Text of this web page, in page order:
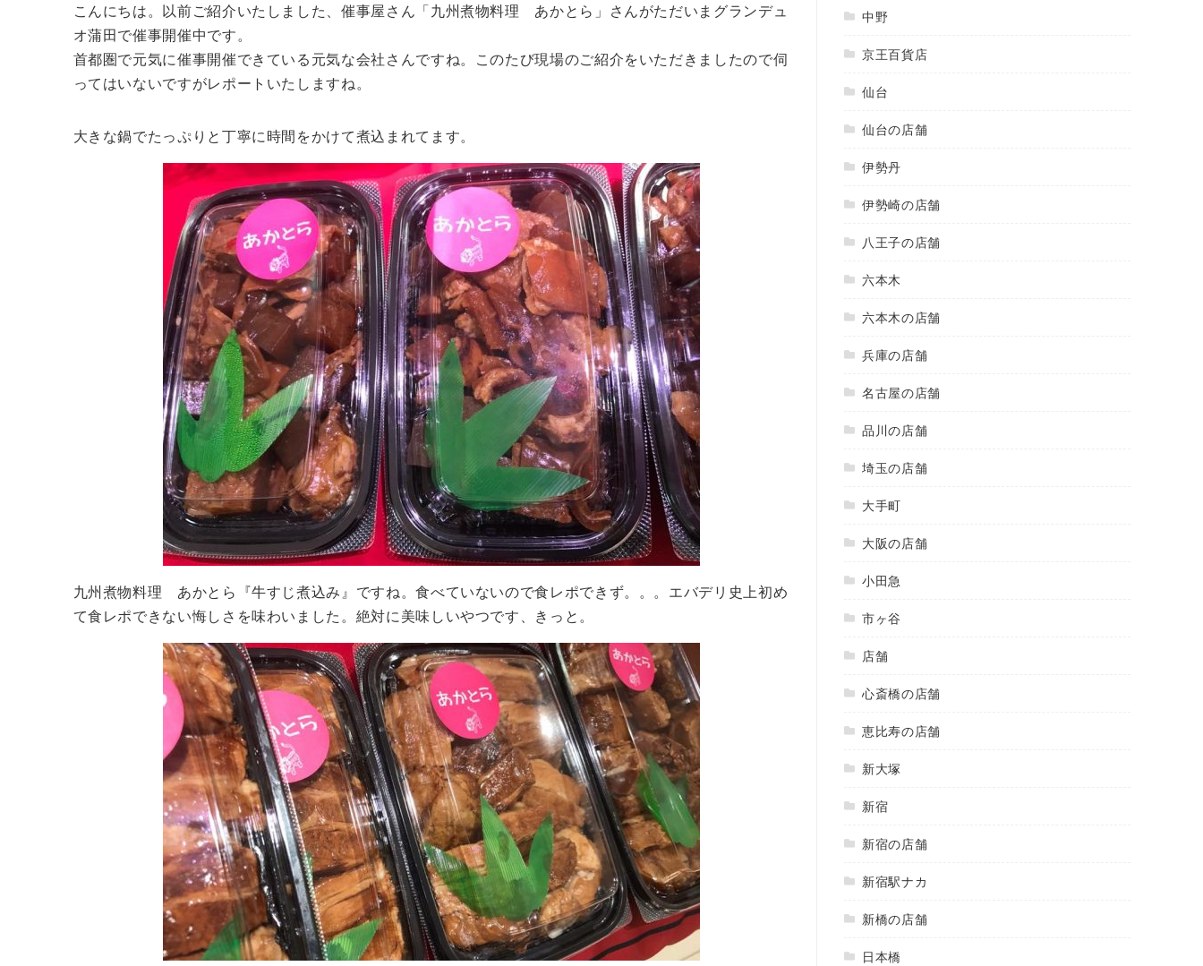
こんにちは。以前ご紹介いたしました、催事屋さん「九州煮物料理 あかとら」さんがただいまグランデュ
オ蒲田で催事開催中です。
首都圏で元気に催事開催できている元気な会社さんですね。このたび現場のご紹介をいただきましたので伺
ってはいないですがレポートいたしますね。
大きな鍋でたっぷりと丁寧に時間をかけて煮込まれてます。
九州煮物料理 あかとら『牛すじ煮込み』ですね。食べていないので食レポできず。。。エバデリ史上初め
て食レポできない悔しさを味わいました。絶対に美味しいやつです、きっと。
中野
京王百貨店
仙台
仙台の店舗
伊勢丹
伊勢崎の店舗
八王子の店舗
六本木
六本木の店舗
兵庫の店舗
名古屋の店舗
品川の店舗
埼玉の店舗
大手町
大阪の店舗
小田急
市ヶ谷
店舗
心斎橋の店舗
恵比寿の店舗
新大塚
新宿
新宿の店舗
新宿駅ナカ
新橋の店舗
日本橋